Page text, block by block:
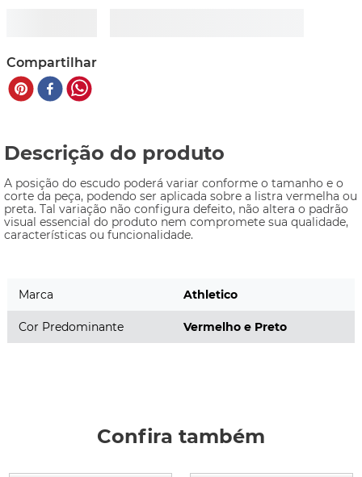
Compartilhar
Descrição do produto
A posição do escudo poderá variar conforme o tamanho e o
corte da peça, podendo ser aplicada sobre a listra vermelha ou
preta. Tal variação não configura defeito, não altera o padrão
visual essencial do produto nem compromete sua qualidade,
características ou funcionalidade.
Marca Athletico
Cor Predominante Vermelho e Preto
Confira também